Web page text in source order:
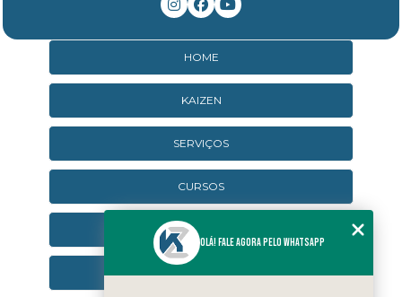
HOME
KAIZEN
SERVIÇOS
CURSOS
CURSOS ONLINE
Olá! Fale agora pelo WhatsApp